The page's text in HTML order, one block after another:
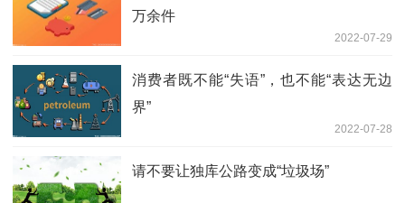
万余件
2022-07-29
消费者既不能“失语”，也不能“表达无边
界”
2022-07-28
请不要让独库公路变成“垃圾场”